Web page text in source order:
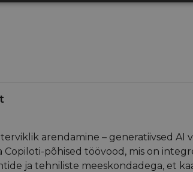
arendamine – generatiivsed AI
Copiloti-põhised töövood, mis on
ja tehniliste meeskondadega, et